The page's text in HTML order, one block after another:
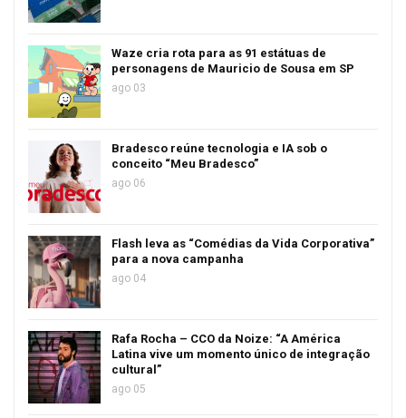
Waze cria rota para as 91 estátuas de
personagens de Mauricio de Sousa em SP
ago 03
Bradesco reúne tecnologia e IA sob o
conceito “Meu Bradesco”
ago 06
Flash leva as “Comédias da Vida Corporativa”
para a nova campanha
ago 04
Rafa Rocha – CCO da Noize: “A América
Latina vive um momento único de integração
cultural”
ago 05